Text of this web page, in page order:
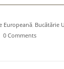
Europeană, Bucătărie
0 Comments